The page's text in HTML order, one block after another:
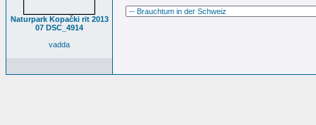
Naturpark Kopački rit 2013
07 DSC_4914
vadda